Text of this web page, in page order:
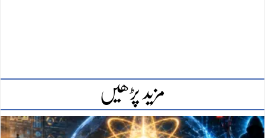
مزید پڑھیں